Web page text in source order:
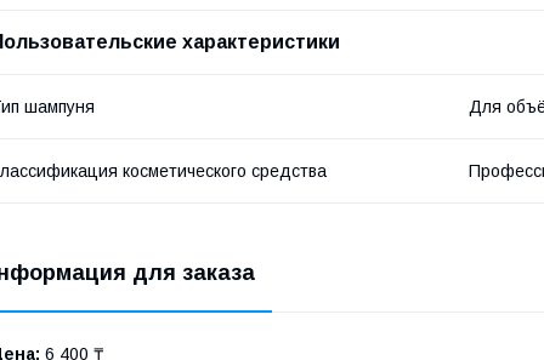
характеристики
шампуня Для
косметического средства
для заказа
6 400 ₸